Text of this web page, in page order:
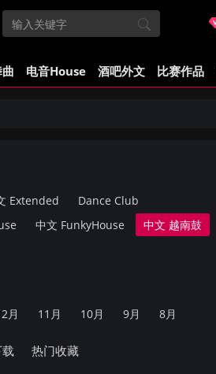
电音House 酒吧外文 比赛作品
Extended
Dance Club
中文 FunkyHouse
中文 越南鼓
月 11月 10月 9月 8月
热门收藏